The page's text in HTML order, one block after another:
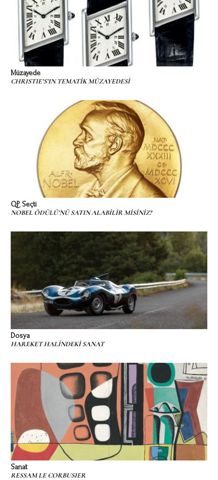
Müzayede
CHRISTIE’S’IN TEMATİK MÜZAYEDESİ
QP Seçti
NOBEL ÖDÜLÜ’NÜ SATIN ALABİLİR MİSİNİZ?
Dosya
HAREKET HALİNDEKİ SANAT
Sanat
RESSAM LE CORBUSIER